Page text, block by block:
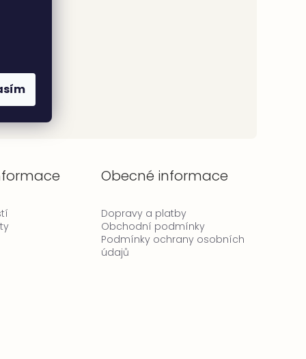
Obecné informace
Dopravy a platby
Obchodní podmínky
Podmínky ochrany osobních
údajů